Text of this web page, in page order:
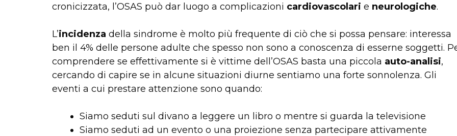
cronicizzata, l’OSAS può dar luogo a complicazioni cardiovascolari e neurologiche.
L’incidenza della sindrome è molto più frequente di ciò che si possa pensare: interessa
ben il 4% delle persone adulte che spesso non sono a conoscenza di esserne soggetti.
comprendere se effettivamente si è vittime dell’OSAS basta una piccola auto-analisi,
cercando di capire se in alcune situazioni diurne sentiamo una forte sonnolenza. Gli
eventi a cui prestare attenzione sono quando:
Siamo seduti sul divano a leggere un libro o mentre si guarda la televisione
Siamo seduti ad un evento o una proiezione senza partecipare attivamente